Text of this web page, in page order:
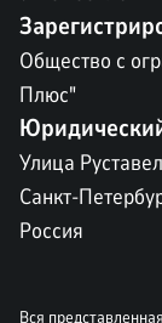
Общество с
Плюс"
Улица
Санкт-
Россия
Вся